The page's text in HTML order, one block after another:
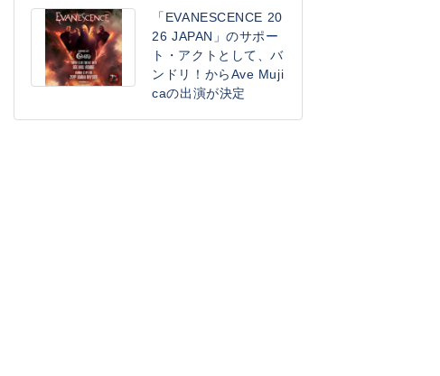
「EVANESCENCE 20
26 JAPAN」のサポー
ト・アクトとして、バ
ンドリ！からAve Muji
caの出演が決定